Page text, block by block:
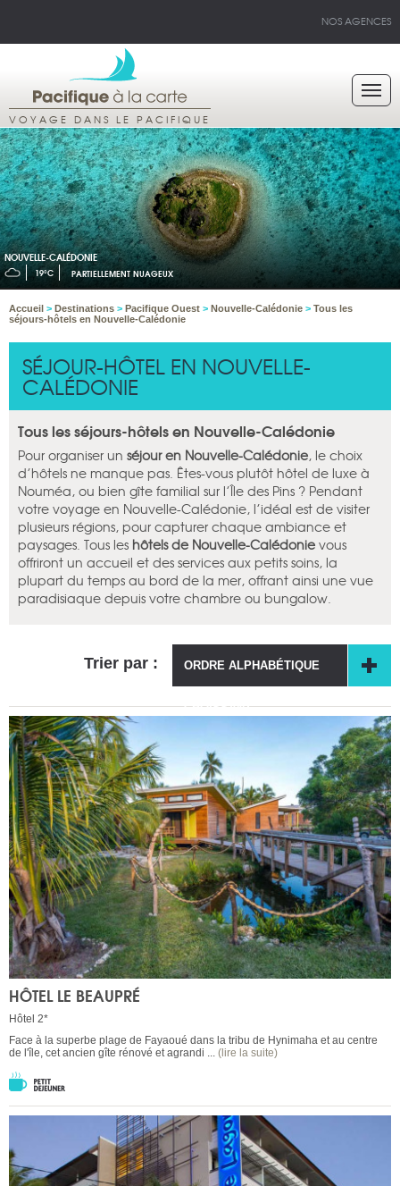
NOS AGENCES
VOYAGE DANS LE PACIFIQUE
NOUVELLE-CALÉDONIE
19°C PARTIELLEMENT NUAGEUX
Accueil > Destinations > Pacifique Ouest > Nouvelle-Calédonie > Tous les
séjours-hôtels en Nouvelle-Calédonie
SÉJOUR-HÔTEL EN NOUVELLE-
CALÉDONIE
Tous les séjours-hôtels en Nouvelle-Calédonie
Pour organiser un séjour en Nouvelle-Calédonie, le choix
d’hôtels ne manque pas. Êtes-vous plutôt hôtel de luxe à
Nouméa, ou bien gîte familial sur l’Île des Pins ? Pendant
votre voyage en Nouvelle-Calédonie, l’idéal est de visiter
plusieurs régions, pour capturer chaque ambiance et
paysages. Tous les hôtels de Nouvelle-Calédonie vous
offriront un accueil et des services aux petits soins, la
plupart du temps au bord de la mer, offrant ainsi une vue
paradisiaque depuis votre chambre ou bungalow.
Trier par : ORDRE ALPHABÉTIQUE
CROISSANT
HÔTEL LE BEAUPRÉ
Hôtel 2*
Face à la superbe plage de Fayaoué dans la tribu de Hynimaha et au centre
de l'île, cet ancien gîte rénové et agrandi ... (lire la suite)